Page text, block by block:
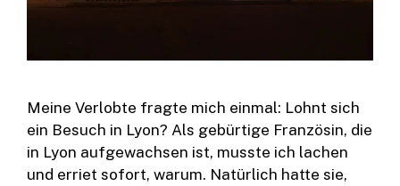
Meine Verlobte fragte mich einmal: Lohnt sich
ein Besuch in Lyon? Als gebürtige Französin, die
in Lyon aufgewachsen ist, musste ich lachen
und erriet sofort, warum. Natürlich hatte sie,